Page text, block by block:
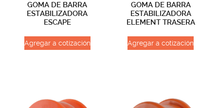
GOMA DE BARRA
ESTABILIZADORA
ESCAPE
Agregar a cotización
GOMA DE BARRA
ESTABILIZADORA
ELEMENT TRASERA
Agregar a cotización